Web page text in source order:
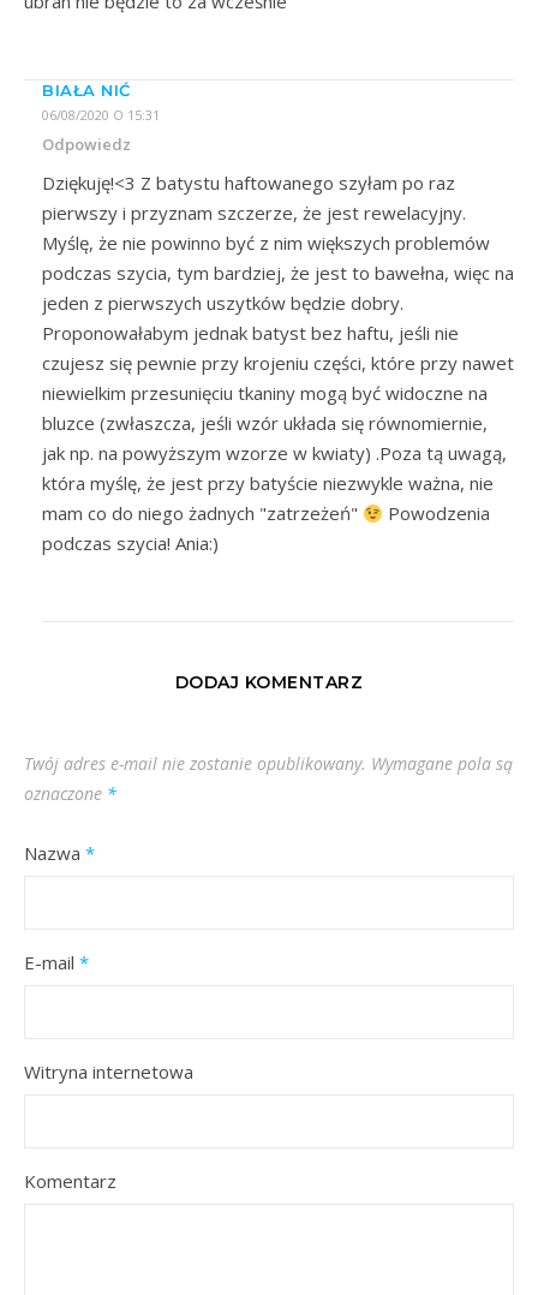
BIAŁA NIĆ
06/08/2020 O 15:31
Odpowiedz
Dziękuję!<3 Z batystu haftowanego szyłam po raz
pierwszy i przyznam szczerze, że jest rewelacyjny.
Myślę, że nie powinno być z nim większych problemów
podczas szycia, tym bardziej, że jest to bawełna, więc na
jeden z pierwszych uszytków będzie dobry.
Proponowałabym jednak batyst bez haftu, jeśli nie
czujesz się pewnie przy krojeniu części, które przy nawet
niewielkim przesunięciu tkaniny mogą być widoczne na
bluzce (zwłaszcza, jeśli wzór układa się równomiernie,
jak np. na powyższym wzorze w kwiaty) .Poza tą uwagą,
która myślę, że jest przy batyście niezwykle ważna, nie
mam co do niego żadnych "zatrzeżeń"
Powodzenia
podczas szycia! Ania:)
DODAJ KOMENTARZ
Twój adres e-mail nie zostanie opublikowany. Wymagane pola są
oznaczone *
Nazwa *
E-mail *
Witryna internetowa
Komentarz